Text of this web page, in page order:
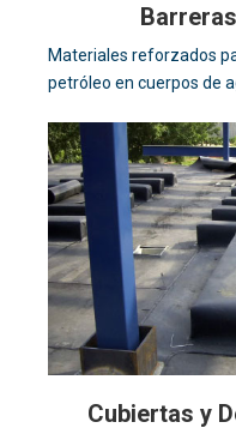
Materiales reforzados
petróleo en cuerpos de
Cubiertas y